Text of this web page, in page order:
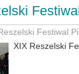
Festiwal
XIX Reszelski